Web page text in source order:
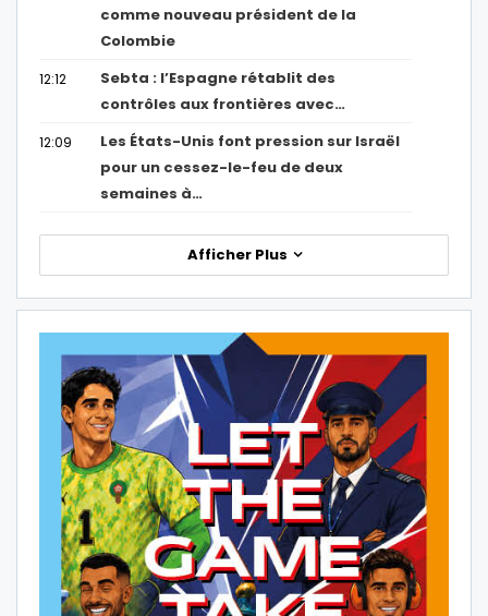
comme nouveau président de la
Colombie
12:12
Sebta : l’Espagne rétablit des
contrôles aux frontières avec…
12:09
Les États-Unis font pression sur Israël
pour un cessez-le-feu de deux
semaines à…
Afficher Plus